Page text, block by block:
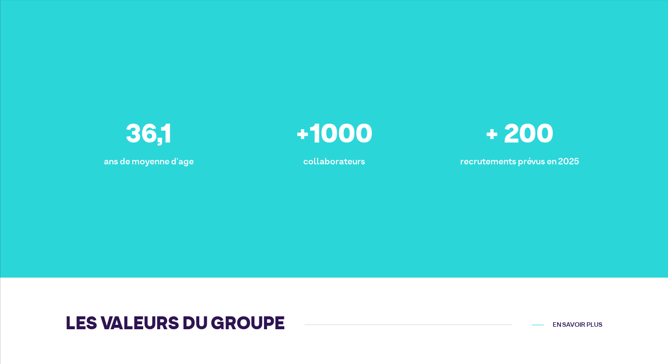
36,1
ans de moyenne d'age
+1000
collaborateurs
+ 200
recrutements prévus en 2025
LES VALEURS DU GROUPE EN SAVOIR PLUS